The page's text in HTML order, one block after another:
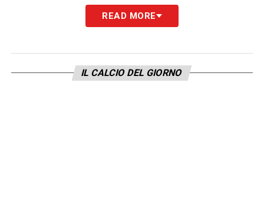
SOSTITUZIONI DOPO IL 70’ – «Abbiamo
fatto diverse sostituzioni durante la partita,
Facciamo i cambi quando riteniamo
opportuno».
READ MORE
IL CALCIO DEL GIORNO